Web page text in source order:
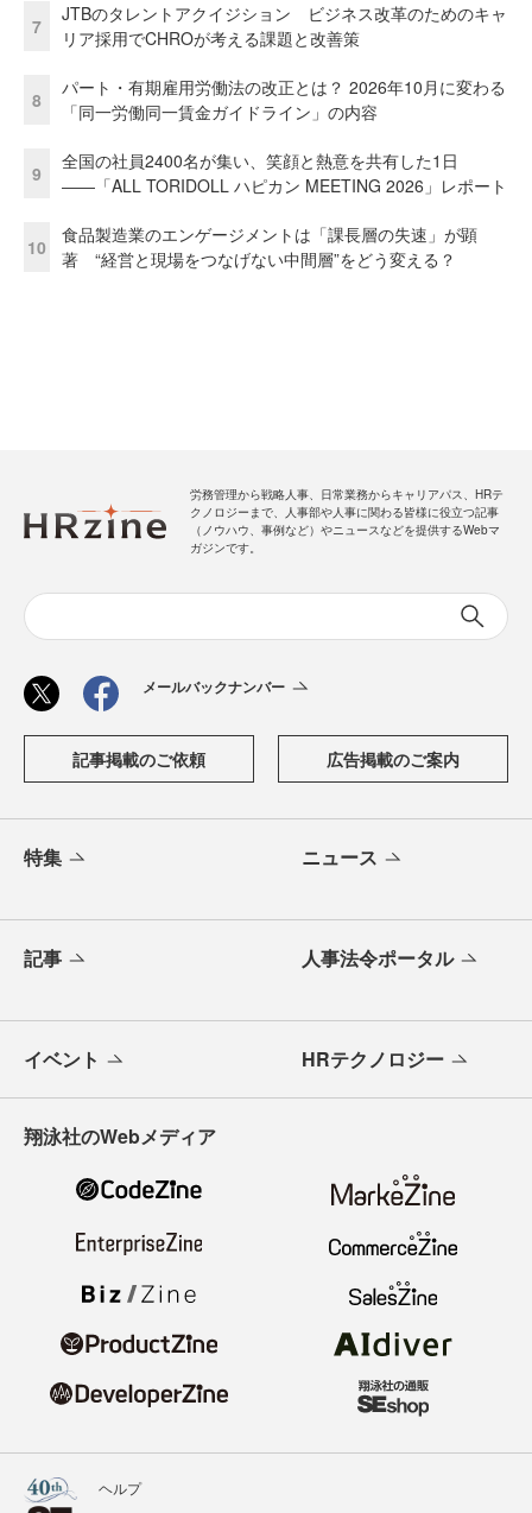
7
JTBのタレントアクイジション ビジネス改革のためのキャ
リア採用でCHROが考える課題と改善策
8
パート・有期雇用労働法の改正とは？ 2026年10月に変わる
「同一労働同一賃金ガイドライン」の内容
9
全国の社員2400名が集い、笑顔と熱意を共有した1日
――「ALL TORIDOLL ハピカン MEETING 2026」レポート
10
食品製造業のエンゲージメントは「課長層の失速」が顕
著 “経営と現場をつなげない中間層”をどう変える？
労務管理から戦略人事、日常業務からキャリアパス、HRテ
クノロジーまで、人事部や人事に関わる皆様に役立つ記事
（ノウハウ、事例など）やニュースなどを提供するWebマ
ガジンです。
メールバックナンバー
記事掲載のご依頼 広告掲載のご案内
特集 ニュース
記事 人事法令ポータル
イベント HRテクノロジー
翔泳社のWebメディア
ヘルプ